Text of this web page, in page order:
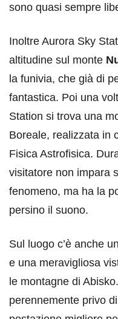
sono quasi sempre
Inoltre Aurora Sky
altitudine sul monte
la funivia, che già di
fantastica. Poi una
Station si trova una
Boreale, realizzata in
Fisica Astrofisica.
visitatore non impara
fenomeno, ma ha la
persino il suono.
Sul luogo c’è anche
e una meravigliosa
le montagne di
perennemente privo